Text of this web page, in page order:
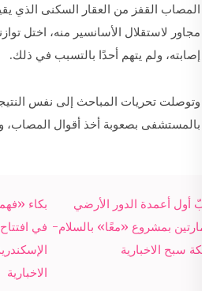
المصاب القفز من العقار السكنى الذي
مجاور لاستقلال الأسانسير منه، اختل
إصابته، ولم يتهم أحدًا بالتسبب في ذلك.
وتوصلت تحريات المباحث إلى نفس
بالمستشفى بصعوبة أخذ أقوال المصاب،
Post
navigation
بكاء
الاخبارية
صبّ أول أعمدة الدور الأرضي
لعمارتين بمشروع «معًا» بالسلام-
شبكة سبح الاخبارية